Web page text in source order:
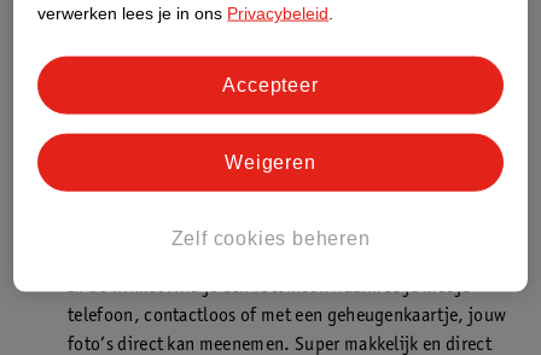
Laat je bestelling snel en gemakkelijk bezorgen in de
Kruidvat is een gecertificeerd drogist. Dit betekent dat je
In de winkel vind je een fotokiosk waarmee je met je
telefoon, contactloos of met een geheugenkaartje, jouw
foto’s direct kan meenemen. Super makkelijk en direct
verwerken lees je in ons Privacybeleid
Zelf cookies beheren
Weigeren
Accepteer